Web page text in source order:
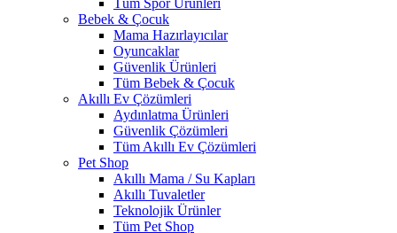
Tüm Spor Ürünleri
Bebek & Çocuk
Mama Hazırlayıcılar
Oyuncaklar
Güvenlik Ürünleri
Tüm Bebek & Çocuk
Akıllı Ev Çözümleri
Aydınlatma Ürünleri
Güvenlik Çözümleri
Tüm Akıllı Ev Çözümleri
Pet Shop
Akıllı Mama / Su Kapları
Akıllı Tuvaletler
Teknolojik Ürünler
Tüm Pet Shop